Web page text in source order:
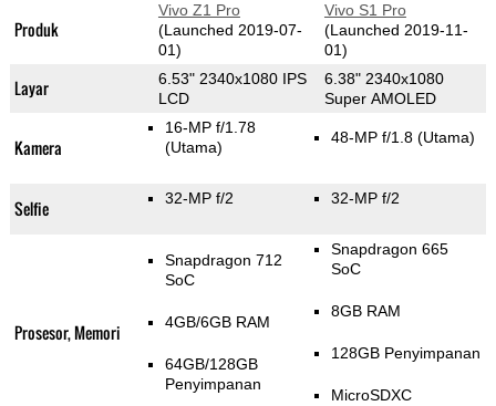
Produk
Vivo Z1 Pro
(Launched 2019-07-
01)
Vivo S1 Pro
(Launched 2019-11-
01)
Layar
6.53" 2340x1080 IPS
LCD
6.38" 2340x1080
Super AMOLED
Kamera
16-MP f/1.78
(Utama)
48-MP f/1.8 (Utama)
Selfie 32-MP f/2 32-MP f/2
Prosesor, Memori
Snapdragon 712
SoC
4GB/6GB RAM
64GB/128GB
Penyimpanan
Snapdragon 665
SoC
8GB RAM
128GB Penyimpanan
MicroSDXC